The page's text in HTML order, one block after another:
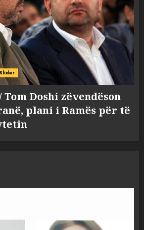
Tom Doshi zëvendëson
plani i Ramës për të